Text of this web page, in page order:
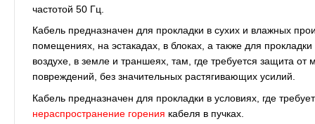
частотой 50 Гц.
Кабель предназначен для прокладки в сухих и влажных
помещениях, на эстакадах, в блоках, а также для
воздухе, в земле и траншеях, там, где требуется защита от
повреждений, без значительных растягивающих усилий.
Кабель предназначен для прокладки в условиях, где
нераспространение горения кабеля в пучках.